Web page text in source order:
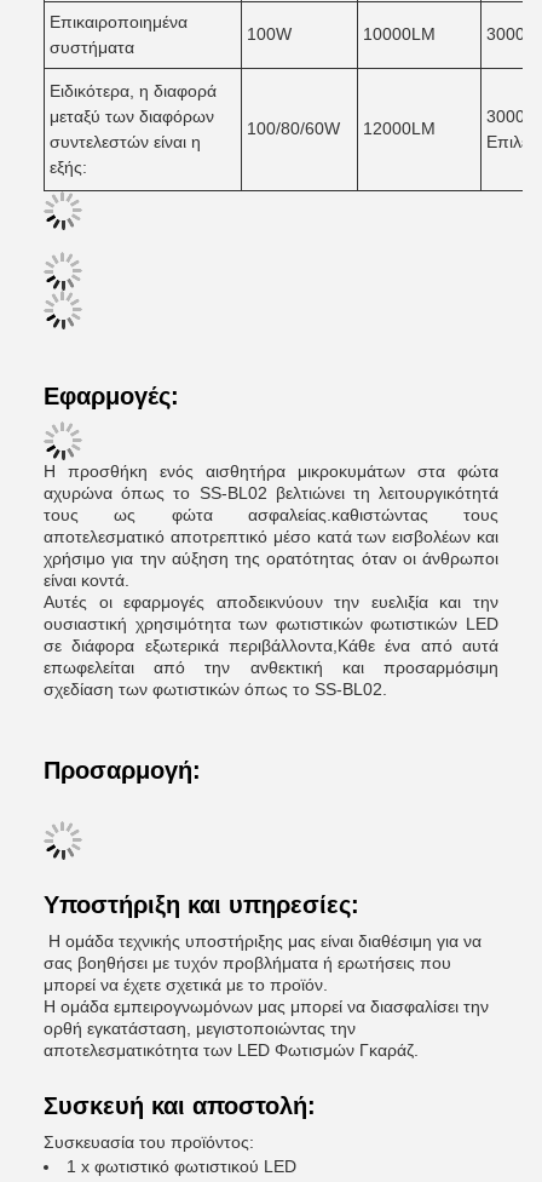
Επικαιροποιημένα
συστήματα
100W 10000LM 3000/
Ειδικότερα, η διαφορά
μεταξύ των διαφόρων
συντελεστών είναι η
εξής:
100/80/60W 12000LM
3000/
Εφαρμογές:
Η προσθήκη ενός αισθητήρα μικροκυμάτων στα φώτα
αχυρώνα όπως το SS-BL02 βελτιώνει τη λειτουργικότητά
τους ως φώτα ασφαλείας.καθιστώντας τους
αποτελεσματικό αποτρεπτικό μέσο κατά των εισβολέων και
χρήσιμο για την αύξηση της ορατότητας όταν οι άνθρωποι
είναι κοντά.
Αυτές οι εφαρμογές αποδεικνύουν την ευελιξία και την
ουσιαστική χρησιμότητα των φωτιστικών φωτιστικών LED
σε διάφορα εξωτερικά περιβάλλοντα,Κάθε ένα από αυτά
επωφελείται από την ανθεκτική και προσαρμόσιμη
σχεδίαση των φωτιστικών όπως το SS-BL02.
Προσαρμογή:
Υποστήριξη και υπηρεσίες:
Η ομάδα τεχνικής υποστήριξης μας είναι διαθέσιμη για να
σας βοηθήσει με τυχόν προβλήματα ή ερωτήσεις που
μπορεί να έχετε σχετικά με το προϊόν.
Η ομάδα εμπειρογνωμόνων μας μπορεί να διασφαλίσει την
ορθή εγκατάσταση, μεγιστοποιώντας την
αποτελεσματικότητα των LED Φωτισμών Γκαράζ.
Συσκευή και αποστολή:
Συσκευασία του προϊόντος:
1 x φωτιστικό φωτιστικού LED